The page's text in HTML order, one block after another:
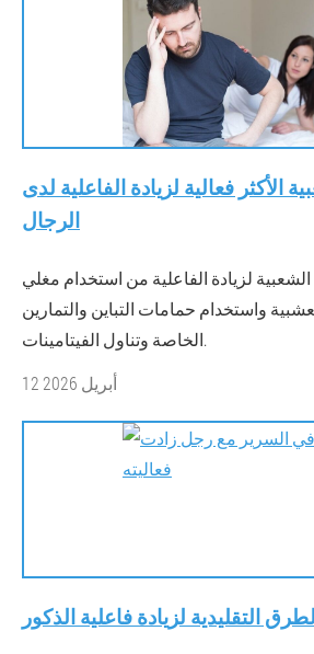
الأكثر فعالية لزيادة الفاعلية لدى
الرجال
لزيادة الفاعلية من استخدام مغلي
واستخدام حمامات التباين والتمارين
الخاصة وتناول الفيتامينات.
12 أبريل 2026
التقليدية لزيادة فاعلية الذكور